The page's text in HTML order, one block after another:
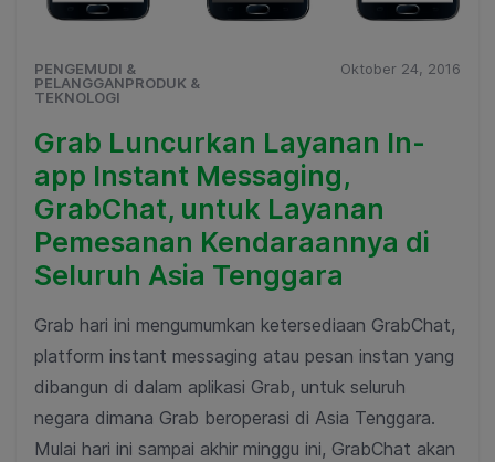
PENGEMUDI &
PELANGGANPRODUK &
TEKNOLOGI
Oktober 24, 2016
Grab Luncurkan Layanan In-
app Instant Messaging,
GrabChat, untuk Layanan
Pemesanan Kendaraannya di
Seluruh Asia Tenggara
Grab hari ini mengumumkan ketersediaan GrabChat,
platform instant messaging atau pesan instan yang
dibangun di dalam aplikasi Grab, untuk seluruh
negara dimana Grab beroperasi di Asia Tenggara.
Mulai hari ini sampai akhir minggu ini, GrabChat akan